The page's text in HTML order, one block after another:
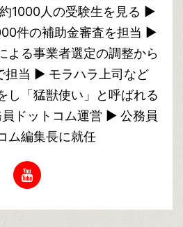
1000人の受験生を見る ▶︎
件の補助金審査を担当 ▶︎
よる事業者選定の調整から
担当 ▶︎ モラハラ上司など
し「猛獣使い」と呼ばれる
ドットコム運営 ▶︎ 公務員
ム編集長に就任